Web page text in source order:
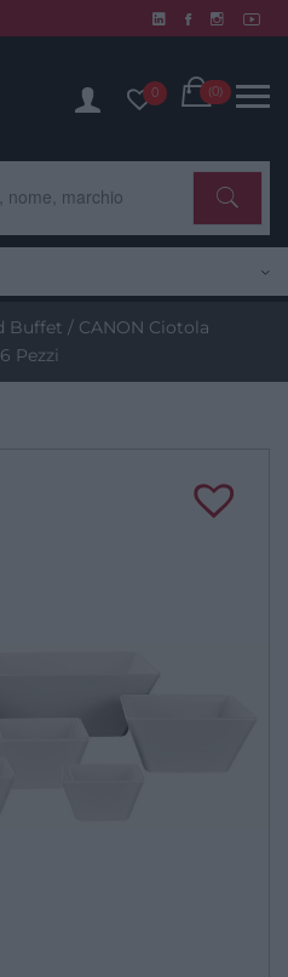
0 Cart
(0)
Buffet / CANON Ciotola
Pezzi